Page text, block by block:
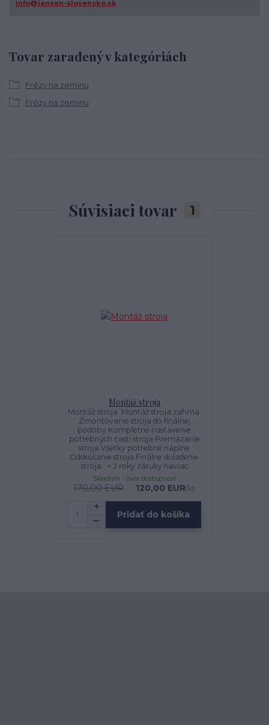
Tovar zaradený v kategóriách
Frézy na zeminu
Frézy na zeminu
info@jansen-slovensko.sk
Súvisiaci tovar 1
Montáž stroja
Montáž stroja Montáž stroja zahŕňa:
Zmontovanie stroja do finálnej
podoby Kompletné nastavenie
potrebných časti stroja Premazanie
stroja Všetky potrebné náplne
Odskúšanie stroja Finálne doladenie
stroja + 2 roky záruky naviac
170,00 EUR 120,00 EUR/ks
Skladom - over dostupnosť
Pridať do košíka